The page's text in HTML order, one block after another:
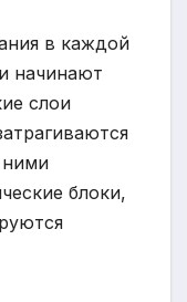
в каждой
начинают
слои
ними
блоки,